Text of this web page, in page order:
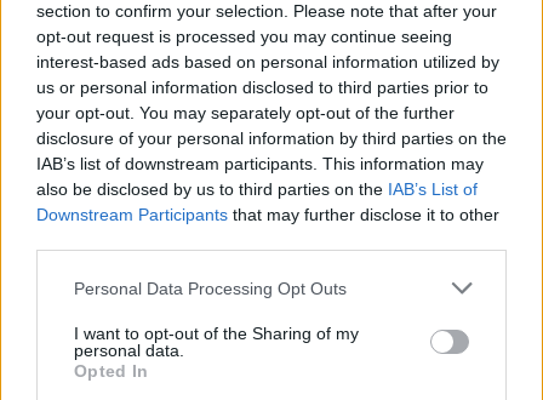
section to confirm your selection. Please note that after your
opt-out request is processed you may continue seeing
interest-based ads based on personal information utilized by
us or personal information disclosed to third parties prior to
your opt-out. You may separately opt-out of the further
disclosure of your personal information by third parties on the
IAB’s list of downstream participants. This information may
also be disclosed by us to third parties on the IAB’s List of
Downstream Participants that may further disclose it to other
Personal Data Processing Opt Outs
I want to opt-out of the Sharing of my
personal data.
Opted In
Tętniak po embolizacji
Dzień dobry, tętniaka w mózgu 4mm wykryty w
październiku 2025r, po wizycie u neurochirurga
kwalifikacja na embolizacje . Przed tym nudności,
zawroty głowy przez które pobyt w szpitalu tam
wykryto tę...
Klipsowanie rozarwanego naczynia
Drodzy Państwo, W 2006 roku doznałem ciężkiego